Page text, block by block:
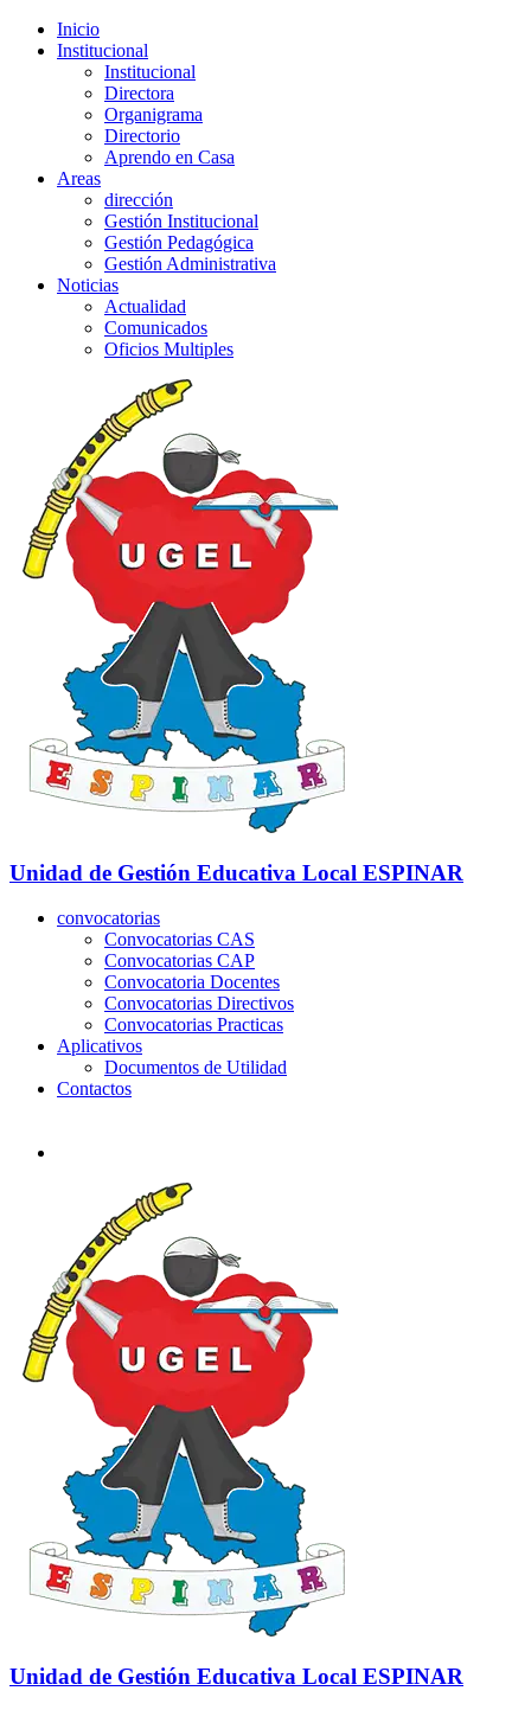
Inicio
Institucional
Institucional
Directora
Organigrama
Directorio
Aprendo en Casa
Areas
dirección
Gestión Institucional
Gestión Pedagógica
Gestión Administrativa
Noticias
Actualidad
Comunicados
Oficios Multiples
Unidad de Gestión Educativa Local ESPINAR
convocatorias
Convocatorias CAS
Convocatorias CAP
Convocatoria Docentes
Convocatorias Directivos
Convocatorias Practicas
Aplicativos
Documentos de Utilidad
Contactos
Unidad de Gestión Educativa Local ESPINAR